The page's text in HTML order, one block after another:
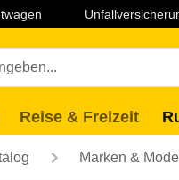
Reise & Freizeit
Marken &